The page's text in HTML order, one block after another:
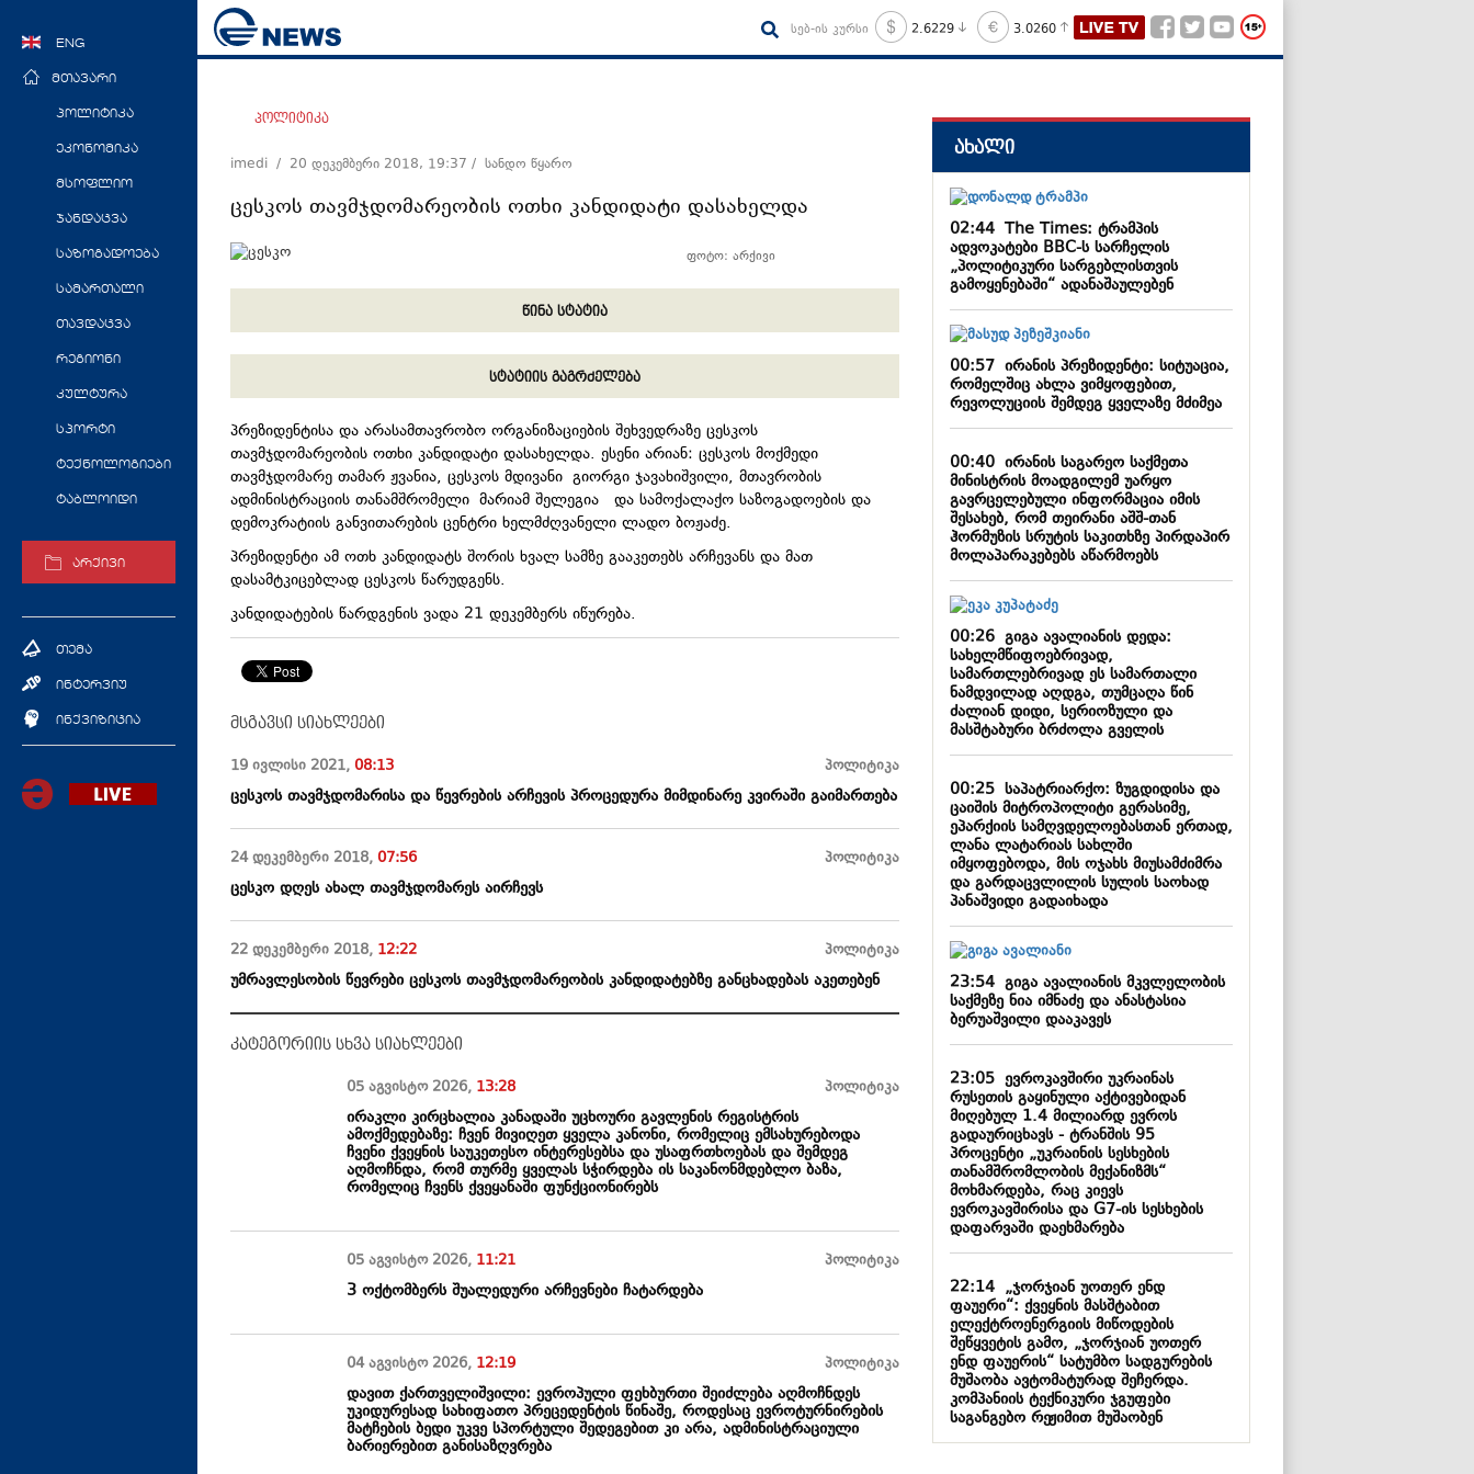
ENG
მთავარი
პოლიტიკა
ეკონომიკა
მსოფლიო
ჯანდაცვა
საზოგადოება
სამართალი
თავდაცვა
რეგიონი
კულტურა
სპორტი
ტექნოლოგიები
ტაბლოიდი
არქივი
თემა
ინტერვიუ
ინქვიზიცია
სებ-ის კურსი 2.6229 3.0260
პოლიტიკა
imedi / 20 დეკემბერი 2018, 19:37 / სანდო წყარო
ცესკოს თავმჯდომარეობის ოთხი კანდიდატი დასახელდა
ფოტო: არქივი
წინა სტატია
სტატიის გაგრძელება
პრეზიდენტისა და არასამთავრობო ორგანიზაციების შეხვედრაზე ცესკოს
თავმჯდომარეობის ოთხი კანდიდატი დასახელდა. ესენი არიან: ცესკოს მოქმედი
თავმჯდომარე თამარ ჟვანია, ცესკოს მდივანი გიორგი ჯავახიშვილი, მთავრობის
ადმინისტრაციის თანამშრომელი მარიამ შელეგია და სამოქალაქო საზოგადოების და
დემოკრატიის განვითარების ცენტრი ხელმძღვანელი ლადო ბოჟაძე.
პრეზიდენტი ამ ოთხ კანდიდატს შორის ხვალ სამზე გააკეთებს არჩევანს და მათ
დასამტკიცებლად ცესკოს წარუდგენს.
კანდიდატების წარდგენის ვადა 21 დეკემბერს იწურება.
მსგავსი სიახლეები
19 ივლისი 2021, 08:13 პოლიტიკა
ცესკოს თავმჯდომარისა და წევრების არჩევის პროცედურა მიმდინარე კვირაში გაიმართება
24 დეკემბერი 2018, 07:56 პოლიტიკა
ცესკო დღეს ახალ თავმჯდომარეს აირჩევს
22 დეკემბერი 2018, 12:22 პოლიტიკა
უმრავლესობის წევრები ცესკოს თავმჯდომარეობის კანდიდატებზე განცხადებას აკეთებენ
კატეგორიის სხვა სიახლეები
05 აგვისტო 2026, 13:28 პოლიტიკა
ირაკლი კირცხალია კანადაში უცხოური გავლენის რეგისტრის
ამოქმედებაზე: ჩვენ მივიღეთ ყველა კანონი, რომელიც ემსახურებოდა
ჩვენი ქვეყნის საუკეთესო ინტერესებსა და უსაფრთხოებას და შემდეგ
აღმოჩნდა, რომ თურმე ყველას სჭირდება ის საკანონმდებლო ბაზა,
რომელიც ჩვენს ქვეყანაში ფუნქციონირებს
05 აგვისტო 2026, 11:21 პოლიტიკა
3 ოქტომბერს შუალედური არჩევნები ჩატარდება
04 აგვისტო 2026, 12:19 პოლიტიკა
დავით ქართველიშვილი: ევროპული ფეხბურთი შეიძლება აღმოჩნდეს
უკიდურესად სახიფათო პრეცედენტის წინაშე, როდესაც ევროტურნირების
მატჩების ბედი უკვე სპორტული შედეგებით კი არა, ადმინისტრაციული
ბარიერებით განისაზღვრება
ახალი
02:44The Times: ტრამპის
ადვოკატები BBC-ს სარჩელის
„პოლიტიკური სარგებლისთვის
გამოყენებაში“ ადანაშაულებენ
00:57ირანის პრეზიდენტი: სიტუაცია,
რომელშიც ახლა ვიმყოფებით,
რევოლუციის შემდეგ ყველაზე მძიმეა
00:40ირანის საგარეო საქმეთა
მინისტრის მოადგილემ უარყო
გავრცელებული ინფორმაცია იმის
შესახებ, რომ თეირანი აშშ-თან
ჰორმუზის სრუტის საკითხზე პირდაპირ
მოლაპარაკებებს აწარმოებს
00:26გიგა ავალიანის დედა:
სახელმწიფოებრივად,
სამართლებრივად ეს სამართალი
ნამდვილად აღდგა, თუმცაღა წინ
ძალიან დიდი, სერიოზული და
მასშტაბური ბრძოლა გველის
00:25საპატრიარქო: ზუგდიდისა და
ცაიშის მიტროპოლიტი გერასიმე,
ეპარქიის სამღვდელოებასთან ერთად,
ლანა ლატარიას სახლში
იმყოფებოდა, მის ოჯახს მიუსამძიმრა
და გარდაცვლილის სულის საოხად
პანაშვიდი გადაიხადა
23:54გიგა ავალიანის მკვლელობის
საქმეზე ნია იმნაძე და ანასტასია
ბერუაშვილი დააკავეს
23:05ევროკავშირი უკრაინას
რუსეთის გაყინული აქტივებიდან
მიღებულ 1.4 მილიარდ ევროს
გადაურიცხავს - ტრანშის 95
პროცენტი „უკრაინის სესხების
თანამშრომლობის მექანიზმს“
მოხმარდება, რაც კიევს
ევროკავშირისა და G7-ის სესხების
დაფარვაში დაეხმარება
22:14„ჯორჯიან უოთერ ენდ
ფაუერი“: ქვეყნის მასშტაბით
ელექტროენერგიის მიწოდების
შეწყვეტის გამო, „ჯორჯიან უოთერ
ენდ ფაუერის“ სატუმბო სადგურების
მუშაობა ავტომატურად შეჩერდა.
კომპანიის ტექნიკური ჯგუფები
საგანგებო რეჟიმით მუშაობენ